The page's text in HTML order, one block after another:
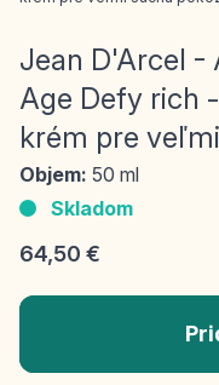
Jean D'Arcel -
Age Defy rich
krém pre
Objem: 50 ml
Skladom
64,50 €